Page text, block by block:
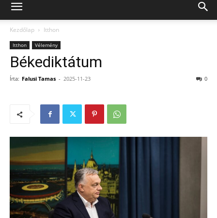
Kezdőlap Itthon
Itthon Vélemény
Békediktátum
Írta: Falusi Tamas - 2025-11-23 0